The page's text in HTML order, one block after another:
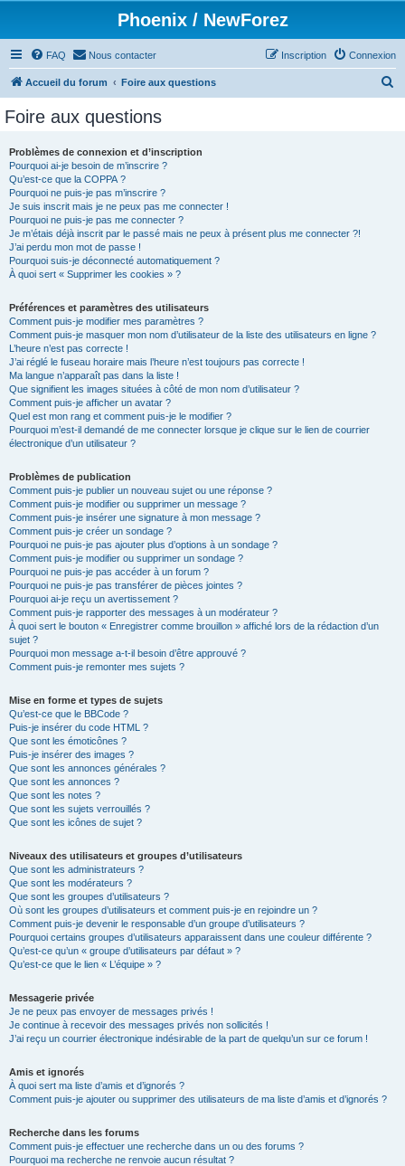
Phoenix / NewForez
FAQ Nous contacter Connexion
Inscription
Accueil du forum Foire aux questions
Foire aux questions
Problèmes de connexion et d’inscription
Pourquoi ai-je besoin de m’inscrire ?
Qu’est-ce que la COPPA ?
Pourquoi ne puis-je pas m’inscrire ?
Je suis inscrit mais je ne peux pas me connecter !
Pourquoi ne puis-je pas me connecter ?
Je m’étais déjà inscrit par le passé mais ne peux à présent plus me connecter ?!
J’ai perdu mon mot de passe !
Pourquoi suis-je déconnecté automatiquement ?
À quoi sert « Supprimer les cookies » ?
Préférences et paramètres des utilisateurs
Comment puis-je modifier mes paramètres ?
Comment puis-je masquer mon nom d’utilisateur de la liste des utilisateurs en ligne ?
L’heure n’est pas correcte !
J’ai réglé le fuseau horaire mais l’heure n’est toujours pas correcte !
Ma langue n’apparaît pas dans la liste !
Que signifient les images situées à côté de mon nom d’utilisateur ?
Comment puis-je afficher un avatar ?
Quel est mon rang et comment puis-je le modifier ?
Pourquoi m’est-il demandé de me connecter lorsque je clique sur le lien de courrier
électronique d’un utilisateur ?
Problèmes de publication
Comment puis-je publier un nouveau sujet ou une réponse ?
Comment puis-je modifier ou supprimer un message ?
Comment puis-je insérer une signature à mon message ?
Comment puis-je créer un sondage ?
Pourquoi ne puis-je pas ajouter plus d’options à un sondage ?
Comment puis-je modifier ou supprimer un sondage ?
Pourquoi ne puis-je pas accéder à un forum ?
Pourquoi ne puis-je pas transférer de pièces jointes ?
Pourquoi ai-je reçu un avertissement ?
Comment puis-je rapporter des messages à un modérateur ?
À quoi sert le bouton « Enregistrer comme brouillon » affiché lors de la rédaction d’un
sujet ?
Pourquoi mon message a-t-il besoin d’être approuvé ?
Comment puis-je remonter mes sujets ?
Mise en forme et types de sujets
Qu’est-ce que le BBCode ?
Puis-je insérer du code HTML ?
Que sont les émoticônes ?
Puis-je insérer des images ?
Que sont les annonces générales ?
Que sont les annonces ?
Que sont les notes ?
Que sont les sujets verrouillés ?
Que sont les icônes de sujet ?
Niveaux des utilisateurs et groupes d’utilisateurs
Que sont les administrateurs ?
Que sont les modérateurs ?
Que sont les groupes d’utilisateurs ?
Où sont les groupes d’utilisateurs et comment puis-je en rejoindre un ?
Comment puis-je devenir le responsable d’un groupe d’utilisateurs ?
Pourquoi certains groupes d’utilisateurs apparaissent dans une couleur différente ?
Qu’est-ce qu’un « groupe d’utilisateurs par défaut » ?
Qu’est-ce que le lien « L’équipe » ?
Messagerie privée
Je ne peux pas envoyer de messages privés !
Je continue à recevoir des messages privés non sollicités !
J’ai reçu un courrier électronique indésirable de la part de quelqu’un sur ce forum !
Amis et ignorés
À quoi sert ma liste d’amis et d’ignorés ?
Comment puis-je ajouter ou supprimer des utilisateurs de ma liste d’amis et d’ignorés ?
Recherche dans les forums
Comment puis-je effectuer une recherche dans un ou des forums ?
Pourquoi ma recherche ne renvoie aucun résultat ?